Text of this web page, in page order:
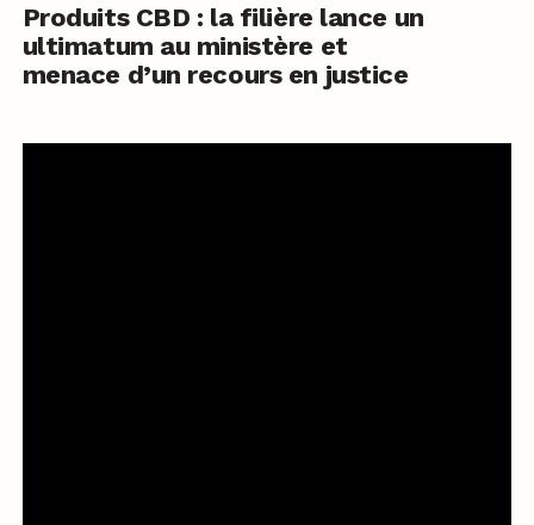
Produits CBD : la filière lance un
ultimatum au ministère et
menace d’un recours en justice